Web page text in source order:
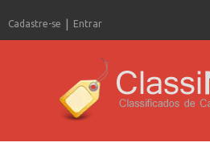
Cadastre-se Entrar